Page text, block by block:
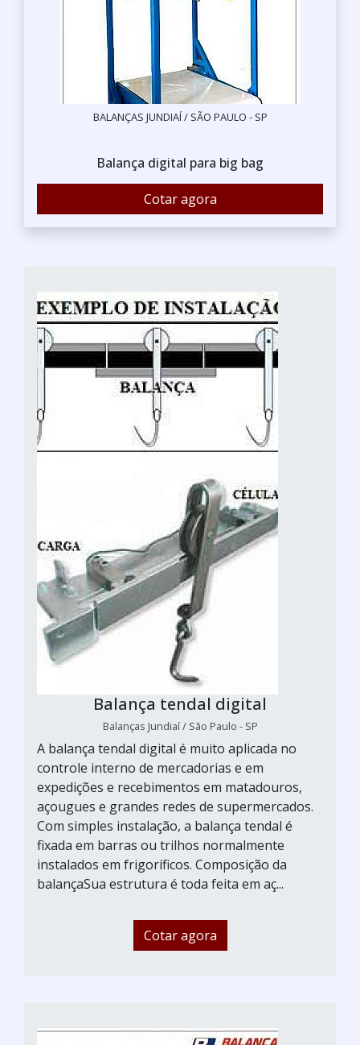
BALANÇAS JUNDIAÍ / SÃO PAULO - SP
Balança digital para big bag
Cotar agora
Balança tendal digital
Balanças Jundiaí / São Paulo - SP
A balança tendal digital é muito aplicada no
controle interno de mercadorias e em
expedições e recebimentos em matadouros,
açougues e grandes redes de supermercados.
Com simples instalação, a balança tendal é
fixada em barras ou trilhos normalmente
instalados em frigoríficos. Composição da
balançaSua estrutura é toda feita em aç...
Cotar agora